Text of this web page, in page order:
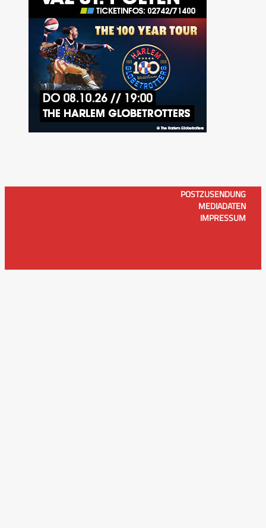
POSTZUSENDUNG
MEDIADATEN
IMPRESSUM